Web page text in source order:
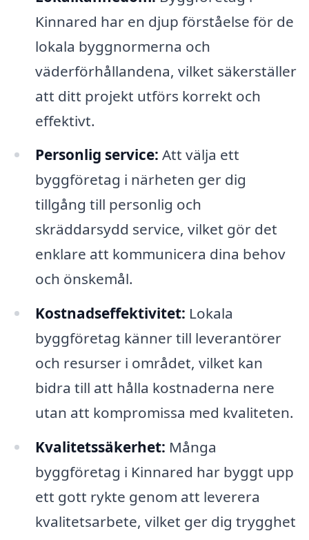
Kinnared har en djup förståelse för de
lokala byggnormerna och
väderförhållandena, vilket säkerställer
att ditt projekt utförs korrekt och
effektivt.
Personlig service: Att välja ett
byggföretag i närheten ger dig
tillgång till personlig och
skräddarsydd service, vilket gör det
enklare att kommunicera dina behov
och önskemål.
Kostnadseffektivitet: Lokala
byggföretag känner till leverantörer
och resurser i området, vilket kan
bidra till att hålla kostnaderna nere
utan att kompromissa med kvaliteten.
Kvalitetssäkerhet: Många
byggföretag i Kinnared har byggt upp
ett gott rykte genom att leverera
kvalitetsarbete, vilket ger dig trygghet